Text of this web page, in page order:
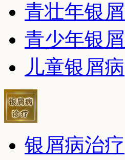
青壮年银
青少年银
儿童银屑病
银屑病治疗